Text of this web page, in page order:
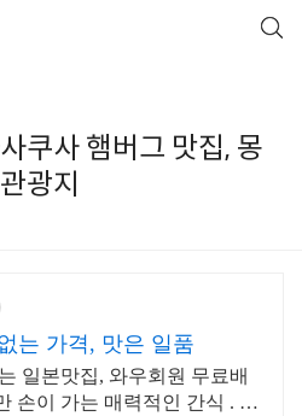
쿠사 햄버그 맛집, 몽
광지
는 가격, 맛은 일품
일본맛집, 와우회원 무료배
손이 가는 매력적인 간식 . 오